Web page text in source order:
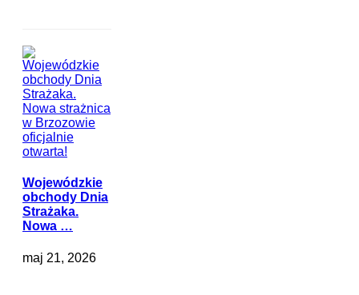
Wojewódzkie
obchody Dnia
Strażaka.
Nowa …
maj 21, 2026